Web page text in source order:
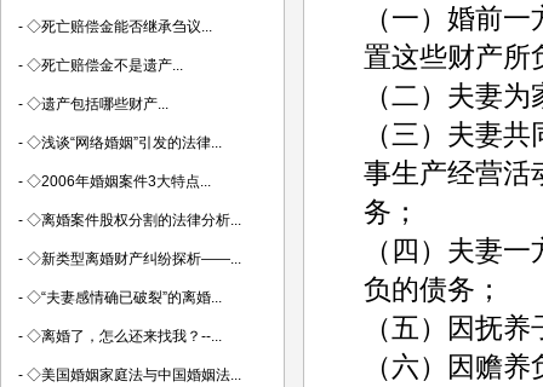
（一）婚前
置这些财产所
（二）夫妻
（三）夫妻
事生产经营活
务；
（四）夫妻
负的债务；
（五）因抚
（六）因赡
- ◇死亡赔偿金能否继承刍议...
- ◇死亡赔偿金不是遗产...
- ◇遗产包括哪些财产...
- ◇浅谈“网络婚姻”引发的法律...
- ◇2006年婚姻案件3大特点...
- ◇离婚案件股权分割的法律分析...
- ◇新类型离婚财产纠纷探析——...
- ◇“夫妻感情确已破裂”的离婚...
- ◇离婚了，怎么还来找我？--...
- ◇美国婚姻家庭法与中国婚姻法...